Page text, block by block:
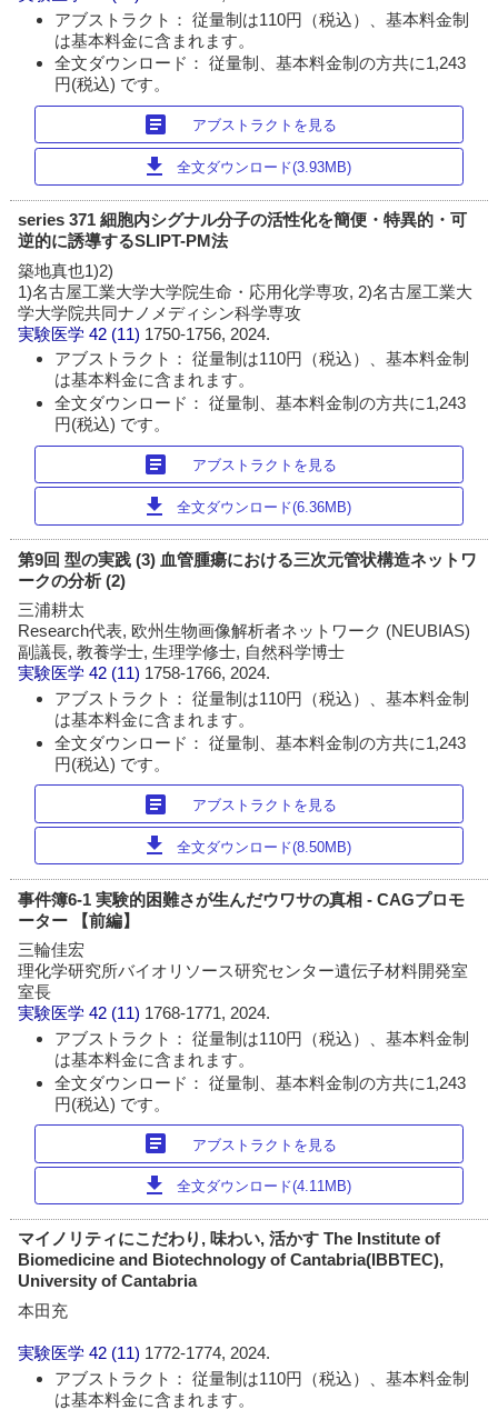
アブストラクト： 従量制は110円（税込）、基本料金制
は基本料金に含まれます。
全文ダウンロード： 従量制、基本料金制の方共に1,243
円(税込) です。
article アブストラクトを見る
download 全文ダウンロード(3.93MB)
series 371 細胞内シグナル分子の活性化を簡便・特異的・可
逆的に誘導するSLIPT-PM法
築地真也1)2)
1)名古屋工業大学大学院生命・応用化学専攻, 2)名古屋工業大
学大学院共同ナノメディシン科学専攻
実験医学 42 (11) 1750-1756, 2024.
アブストラクト： 従量制は110円（税込）、基本料金制
は基本料金に含まれます。
全文ダウンロード： 従量制、基本料金制の方共に1,243
円(税込) です。
article アブストラクトを見る
download 全文ダウンロード(6.36MB)
第9回 型の実践 (3) 血管腫瘍における三次元管状構造ネットワ
ークの分析 (2)
三浦耕太
Research代表, 欧州生物画像解析者ネットワーク (NEUBIAS)
副議長, 教養学士, 生理学修士, 自然科学博士
実験医学 42 (11) 1758-1766, 2024.
アブストラクト： 従量制は110円（税込）、基本料金制
は基本料金に含まれます。
全文ダウンロード： 従量制、基本料金制の方共に1,243
円(税込) です。
article アブストラクトを見る
download 全文ダウンロード(8.50MB)
事件簿6-1 実験的困難さが生んだウワサの真相 - CAGプロモ
ーター 【前編】
三輪佳宏
理化学研究所バイオリソース研究センター遺伝子材料開発室
室長
実験医学 42 (11) 1768-1771, 2024.
アブストラクト： 従量制は110円（税込）、基本料金制
は基本料金に含まれます。
全文ダウンロード： 従量制、基本料金制の方共に1,243
円(税込) です。
article アブストラクトを見る
download 全文ダウンロード(4.11MB)
マイノリティにこだわり, 味わい, 活かす The Institute of
Biomedicine and Biotechnology of Cantabria(IBBTEC),
University of Cantabria
本田充
実験医学 42 (11) 1772-1774, 2024.
アブストラクト： 従量制は110円（税込）、基本料金制
は基本料金に含まれます。